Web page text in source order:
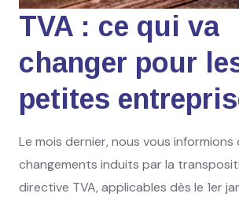
TVA : ce qui va
changer pour
petites
Le mois dernier, nous vous informions
changements induits par la
directive TVA, applicables dès le 1er